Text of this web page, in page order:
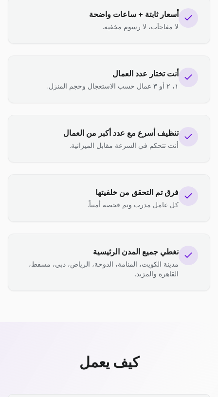
أسعار ثابتة + ساعات واضحة
لا مفاجآت، لا رسوم مخفية.
أنت تختار عدد العمال
١، ٢ أو ٣ عمال حسب الاستعجال وحجم المنزل.
تنظيف أسرع مع عدد أكبر من العمال
أنت تتحكم في السرعة مقابل الميزانية.
فرق تم التحقق من خلفيتها
كل عامل مدرب وتم فحصه أمنياً.
نغطي جميع المدن الرئيسية
مدينة الكويت، المنامة، الدوحة، الرياض، دبي، مسقط،
القاهرة والمزيد.
كيف يعمل